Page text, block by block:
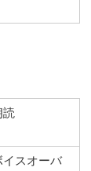
読
イスオーバ